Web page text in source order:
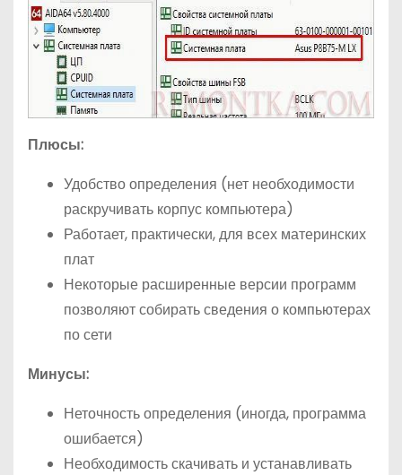
Плюсы:
Удобство определения (нет необходимости
раскручивать корпус компьютера)
Работает, практически, для всех материнских
плат
Некоторые расширенные версии программ
позволяют собирать сведения о компьютерах
по сети
Минусы:
Неточность определения (иногда, программа
ошибается)
Необходимость скачивать и устанавливать